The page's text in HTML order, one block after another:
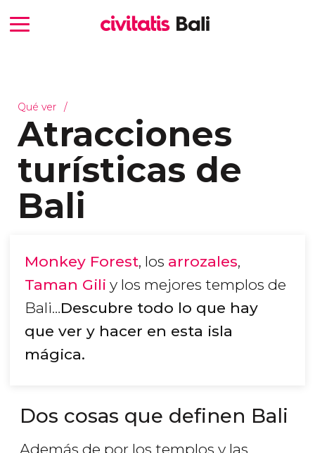
Qué ver
Atracciones
turísticas de
Bali
Monkey Forest, los arrozales,
Taman Gili y los mejores templos de
Bali…Descubre todo lo que hay
que ver y hacer en esta isla
mágica.
Dos cosas que definen Bali
Además de por los templos y las